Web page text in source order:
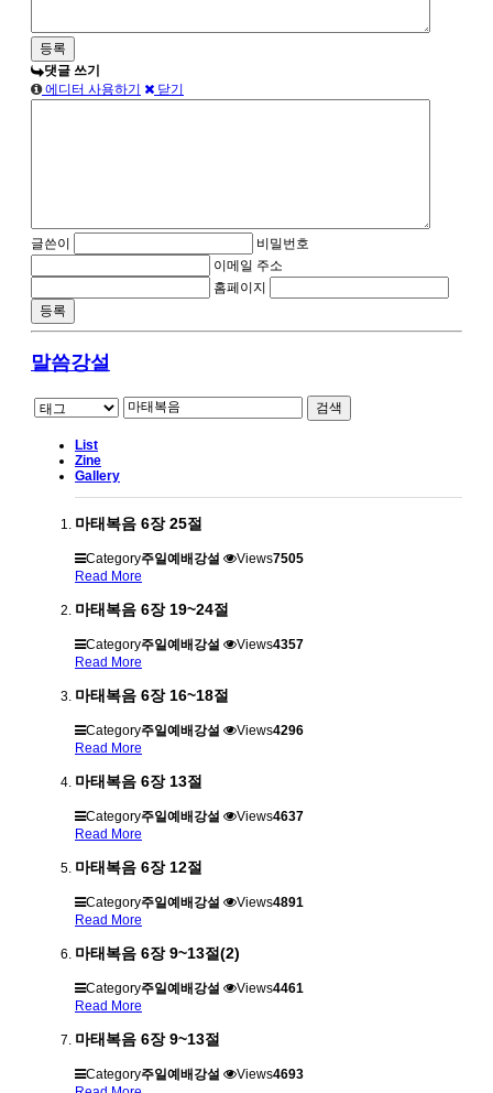
댓글 쓰기
에디터 사용하기
닫기
글쓴이
비밀번호
이메일 주소
홈페이지
말씀강설
검색
List
Zine
Gallery
마태복음 6장 25절
Category주일예배강설 Views7505
Read More
마태복음 6장 19~24절
Category주일예배강설 Views4357
Read More
마태복음 6장 16~18절
Category주일예배강설 Views4296
Read More
마태복음 6장 13절
Category주일예배강설 Views4637
Read More
마태복음 6장 12절
Category주일예배강설 Views4891
Read More
마태복음 6장 9~13절(2)
Category주일예배강설 Views4461
Read More
마태복음 6장 9~13절
Category주일예배강설 Views4693